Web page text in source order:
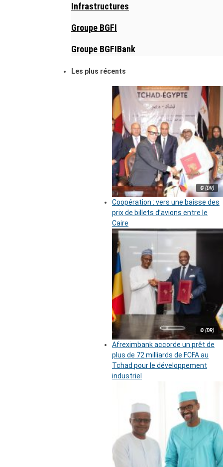
Infrastructures
Groupe BGFI
Groupe BGFIBank
Les plus récents
© (DR)
Coopération : vers une baisse des
prix de billets d’avions entre le
Caire
© (DR)
Afreximbank accorde un prêt de
plus de 72 milliards de FCFA au
Tchad pour le développement
industriel